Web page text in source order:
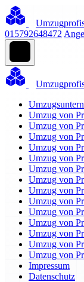
015792648472
Umzug von
Umzug von
Umzug von
Umzug von
Umzug von
Umzug von
Umzug von
Umzug von
Umzug von
Umzug von
Umzug von
Umzug von
Umzug von
Umzug von
Impressum
Datenschutz